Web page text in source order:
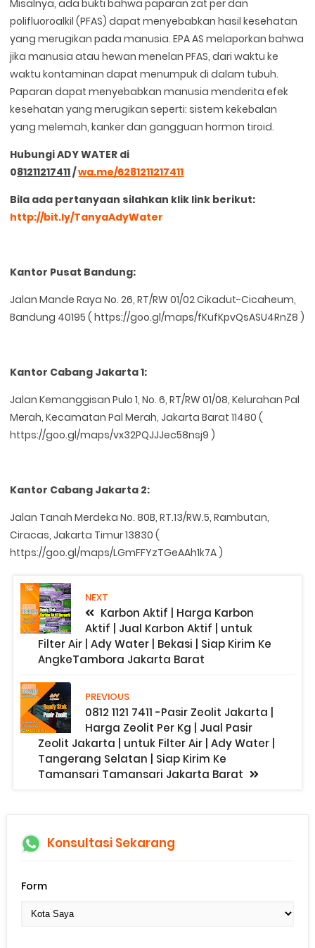
Misalnya, ada bukti bahwa paparan zat per dan
polifluoroalkil (PFAS) dapat menyebabkan hasil kesehatan
yang merugikan pada manusia. EPA AS melaporkan bahwa
jika manusia atau hewan menelan PFAS, dari waktu ke
waktu kontaminan dapat menumpuk di dalam tubuh.
Paparan dapat menyebabkan manusia menderita efek
kesehatan yang merugikan seperti: sistem kekebalan
yang melemah, kanker dan gangguan hormon tiroid.
Hubungi ADY WATER di
081211217411/wa.me/6281211217411
Bila ada pertanyaan silahkan klik link berikut:
http://bit.ly/TanyaAdyWater
Kantor Pusat Bandung:
Jalan Mande Raya No. 26, RT/RW 01/02 Cikadut-Cicaheum,
Bandung 40195 ( https://goo.gl/maps/fKufKpvQsASU4RnZ8 )
Kantor Cabang Jakarta 1:
Jalan Kemanggisan Pulo 1, No. 6, RT/RW 01/08, Kelurahan Pal
Merah, Kecamatan Pal Merah, Jakarta Barat 11480 (
https://goo.gl/maps/vx32PQJJJec58nsj9 )
Kantor Cabang Jakarta 2:
Jalan Tanah Merdeka No. 80B, RT.13/RW.5, Rambutan,
Ciracas, Jakarta Timur 13830 (
https://goo.gl/maps/LGmFFYzTGeAAh1k7A )
NEXT
Karbon Aktif | Harga Karbon
Aktif | Jual Karbon Aktif | untuk
Filter Air | Ady Water | Bekasi | Siap Kirim Ke
AngkeTambora Jakarta Barat
PREVIOUS
0812 1121 7411 -Pasir Zeolit Jakarta |
Harga Zeolit Per Kg | Jual Pasir
Zeolit Jakarta | untuk Filter Air | Ady Water |
Tangerang Selatan | Siap Kirim Ke
Tamansari Tamansari Jakarta Barat
Konsultasi Sekarang
Form